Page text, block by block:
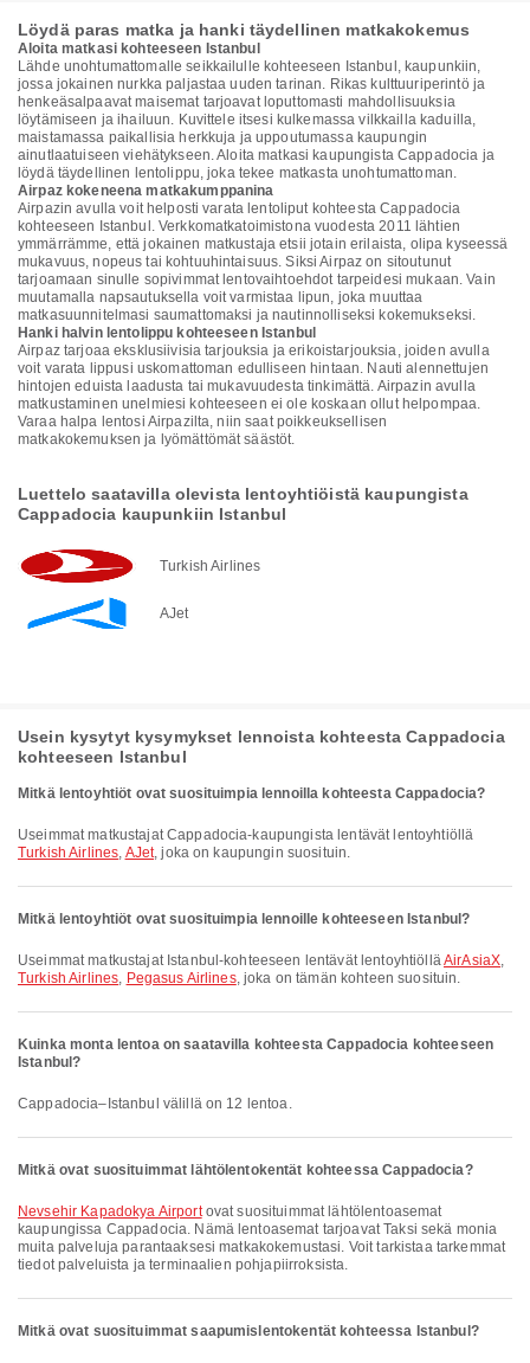
Löydä paras matka ja hanki täydellinen matkakokemus
Aloita matkasi kohteeseen Istanbul
Lähde unohtumattomalle seikkailulle kohteeseen Istanbul, kaupunkiin,
jossa jokainen nurkka paljastaa uuden tarinan. Rikas kulttuuriperintö ja
henkeäsalpaavat maisemat tarjoavat loputtomasti mahdollisuuksia
löytämiseen ja ihailuun. Kuvittele itsesi kulkemassa vilkkailla kaduilla,
maistamassa paikallisia herkkuja ja uppoutumassa kaupungin
ainutlaatuiseen viehätykseen. Aloita matkasi kaupungista Cappadocia ja
löydä täydellinen lentolippu, joka tekee matkasta unohtumattoman.
Airpaz kokeneena matkakumppanina
Airpazin avulla voit helposti varata lentoliput kohteesta Cappadocia
kohteeseen Istanbul. Verkkomatkatoimistona vuodesta 2011 lähtien
ymmärrämme, että jokainen matkustaja etsii jotain erilaista, olipa kyseessä
mukavuus, nopeus tai kohtuuhintaisuus. Siksi Airpaz on sitoutunut
tarjoamaan sinulle sopivimmat lentovaihtoehdot tarpeidesi mukaan. Vain
muutamalla napsautuksella voit varmistaa lipun, joka muuttaa
matkasuunnitelmasi saumattomaksi ja nautinnolliseksi kokemukseksi.
Hanki halvin lentolippu kohteeseen Istanbul
Airpaz tarjoaa eksklusiivisia tarjouksia ja erikoistarjouksia, joiden avulla
voit varata lippusi uskomattoman edulliseen hintaan. Nauti alennettujen
hintojen eduista laadusta tai mukavuudesta tinkimättä. Airpazin avulla
matkustaminen unelmiesi kohteeseen ei ole koskaan ollut helpompaa.
Varaa halpa lentosi Airpazilta, niin saat poikkeuksellisen
matkakokemuksen ja lyömättömät säästöt.
Luettelo saatavilla olevista lentoyhtiöistä kaupungista
Cappadocia kaupunkiin Istanbul
Turkish Airlines
AJet
Usein kysytyt kysymykset lennoista kohteesta Cappadocia
kohteeseen Istanbul
Mitkä lentoyhtiöt ovat suosituimpia lennoilla kohteesta Cappadocia?
Useimmat matkustajat Cappadocia-kaupungista lentävät lentoyhtiöllä
Turkish Airlines, AJet, joka on kaupungin suosituin.
Mitkä lentoyhtiöt ovat suosituimpia lennoille kohteeseen Istanbul?
Useimmat matkustajat Istanbul-kohteeseen lentävät lentoyhtiölläAirAsiaX,
Turkish Airlines, Pegasus Airlines, joka on tämän kohteen suosituin.
Kuinka monta lentoa on saatavilla kohteesta Cappadocia kohteeseen
Istanbul?
Cappadocia–Istanbul välillä on 12 lentoa.
Mitkä ovat suosituimmat lähtölentokentät kohteessa Cappadocia?
Nevsehir Kapadokya Airportovat suosituimmat lähtölentoasemat
kaupungissa Cappadocia. Nämä lentoasemat tarjoavat Taksi sekä monia
muita palveluja parantaaksesi matkakokemustasi. Voit tarkistaa tarkemmat
tiedot palveluista ja terminaalien pohjapiirroksista.
Mitkä ovat suosituimmat saapumislentokentät kohteessa Istanbul?